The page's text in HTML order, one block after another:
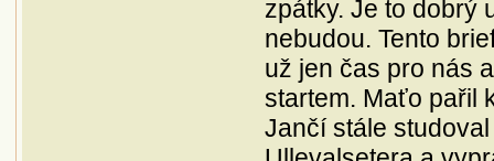
zpátky. Je to dobrý
nebudou. Tento
už jen čas pro nás
startem. Maťo pařil
Jančí stále